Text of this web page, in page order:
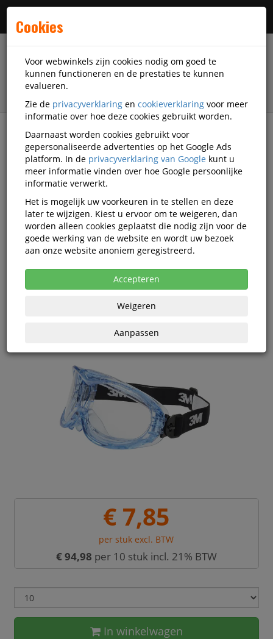
filter
Veiligheidsartikelen
Oogbescherming
Ruimzichtbrillen
3M Fahrenheit ruimzichtbril
Korting vanaf aankoop 20 eenheden, zie
prijsoverzicht
Vanaf € 7,79 excl. BTW bij aankoop van minimaal 20
eenheden
€ 7,85
per stuk excl. BTW
€ 94,98 per 10 stuk incl. 21% BTW
In winkelwagen
Cookies
Voor webwinkels zijn cookies nodig om goed te
kunnen functioneren en de prestaties te kunnen
evalueren.
Zie de privacyverklaring en cookieverklaring voor meer
informatie over hoe deze cookies gebruikt worden.
Daarnaast worden cookies gebruikt voor
gepersonaliseerde advertenties op het Google Ads
platform. In de privacyverklaring van Google kunt u
meer informatie vinden over hoe Google persoonlijke
informatie verwerkt.
Het is mogelijk uw voorkeuren in te stellen en deze
later te wijzigen. Kiest u ervoor om te weigeren, dan
worden alleen cookies geplaatst die nodig zijn voor de
goede werking van de website en wordt uw bezoek
aan onze website anoniem geregistreerd.
Accepteren
Weigeren
Aanpassen